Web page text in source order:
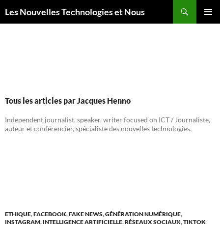
auLes Nouvelles Technologies et Nous
Tous les articles par Jacques Henno
Independent journalist, speaker, writer focused on ICT / Journaliste,
auteur et conférencier, spécialiste des nouvelles technologies.
ETHIQUE,FACEBOOK,FAKE NEWS,GÉNÉRATION NUMÉRIQUE,
INSTAGRAM, INTELLIGENCE ARTIFICIELLE,RÉSEAUX SOCIAUX,TIKTOK